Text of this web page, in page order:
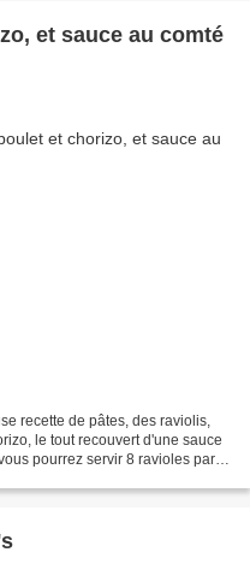
et sauce au comté
recette de pâtes, des raviolis,
le tout recouvert d'une sauce
pourrez servir 8 ravioles par